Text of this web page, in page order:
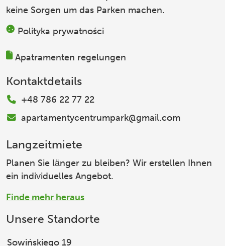
keine Sorgen um das Parken machen.
Polityka prywatności
Apatramenten regelungen
Kontaktdetails
+48 786 22 77 22
apartamentycentrumpark@gmail.com
Langzeitmiete
Planen Sie länger zu bleiben? Wir erstellen Ihnen
ein individuelles Angebot.
Finde mehr heraus
Unsere Standorte
Sowińskiego 19